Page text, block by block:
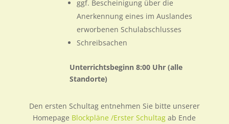
ggf. Bescheinigung über die
Anerkennung eines im Auslandes
erworbenen Schulabschlusses
Schreibsachen
Unterrichtsbeginn 8:00 Uhr (alle
Standorte)
Den ersten Schultag entnehmen Sie bitte unserer
Homepage Blockpläne /Erster Schultag ab Ende